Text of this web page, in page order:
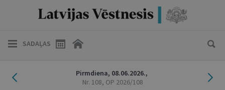
SADAĻAS
Iepriekšējais laidiensPirmdiena, 08.06.2026.,
Nr. 108, OP 2026/108